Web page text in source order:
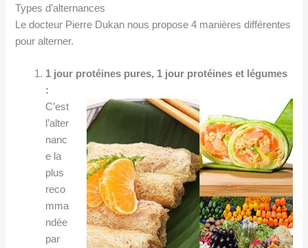
Types d’alternances
Le docteur Pierre Dukan nous propose 4 manières différentes
pour alterner.
1 jour protéines pures, 1 jour protéines et légumes
:
C’est
l’alter
nanc
e la
plus
reco
mma
ndée
par